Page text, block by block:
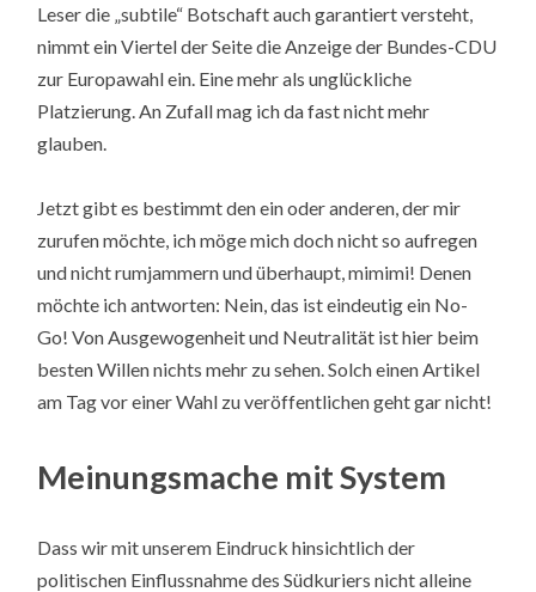
Leser die „subtile“ Botschaft auch garantiert versteht,
nimmt ein Viertel der Seite die Anzeige der Bundes-CDU
zur Europawahl ein. Eine mehr als unglückliche
Platzierung. An Zufall mag ich da fast nicht mehr
glauben.
Jetzt gibt es bestimmt den ein oder anderen, der mir
zurufen möchte, ich möge mich doch nicht so aufregen
und nicht rumjammern und überhaupt, mimimi! Denen
möchte ich antworten: Nein, das ist eindeutig ein No-
Go! Von Ausgewogenheit und Neutralität ist hier beim
besten Willen nichts mehr zu sehen. Solch einen Artikel
am Tag vor einer Wahl zu veröffentlichen geht gar nicht!
Meinungsmache mit System
Dass wir mit unserem Eindruck hinsichtlich der
politischen Einflussnahme des Südkuriers nicht alleine